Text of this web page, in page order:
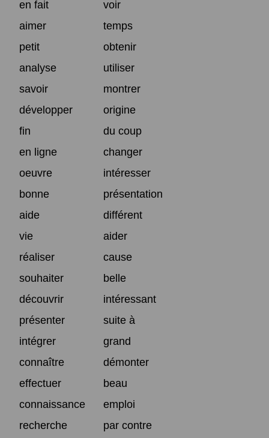
en fait
voir
aimer
temps
petit
obtenir
analyse
utiliser
savoir
montrer
développer
origine
fin
du coup
en ligne
changer
oeuvre
intéresser
bonne
présentation
aide
différent
vie
aider
réaliser
cause
souhaiter
belle
découvrir
intéressant
présenter
suite à
intégrer
grand
connaître
démonter
effectuer
beau
connaissance
emploi
recherche
par contre